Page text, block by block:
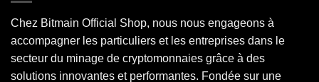
Chez Bitmain Official Shop, nous nous engageons à
accompagner les particuliers et les entreprises dans le
secteur du minage de cryptomonnaies grâce à des
solutions innovantes et performantes. Fondée sur une